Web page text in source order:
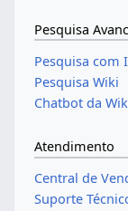
Pesquisa
Pesquisa com
Pesquisa Wiki
Chatbot da
Atendimento
Central de
Suporte